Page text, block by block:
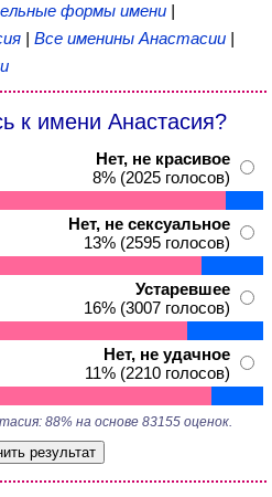
формы имени |
| Все именины Анастасии |
к имени Анастасия?
Нет, не красивое
8% (2025 голосов)
Нет, не сексуальное
13% (2595 голосов)
Устаревшее
16% (3007 голосов)
Нет, не удачное
11% (2210 голосов)
88% на основе 83155 оценок.